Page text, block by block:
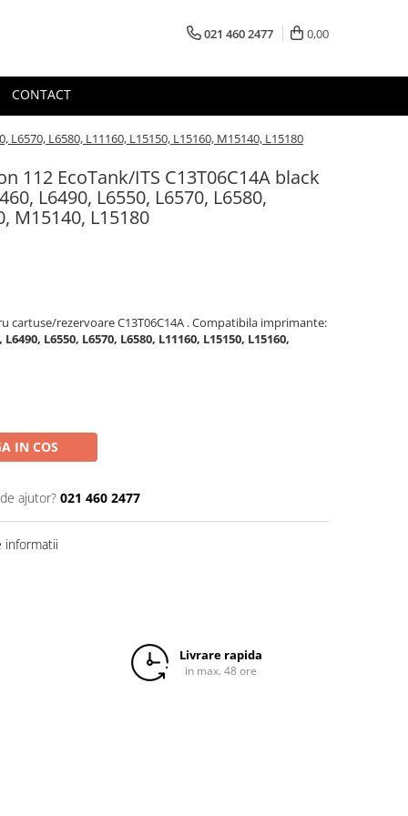
021 460 2477 0,00
CONTACT
L6580, L11160, L15150, L15160, M15140, L15180
112 EcoTank/ITS C13T06C14A black
L6490, L6550, L6570, L6580,
M15140, L15180
cartuse/rezervoare C13T06C14A . Compatibila imprimante:
L6490, L6550, L6570, L6580, L11160, L15150, L15160,
IN COS
ajutor? 021 460 2477
informatii
Livrare rapida
in max. 48 ore